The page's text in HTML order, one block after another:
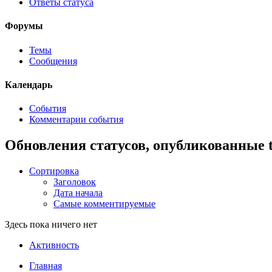
Ответы статуса
Форумы
Темы
Сообщения
Календарь
События
Комментарии события
Обновления статусов, опубликованные
Сортировка
Заголовок
Дата начала
Самые комментируемые
Здесь пока ничего нет
Активность
Главная